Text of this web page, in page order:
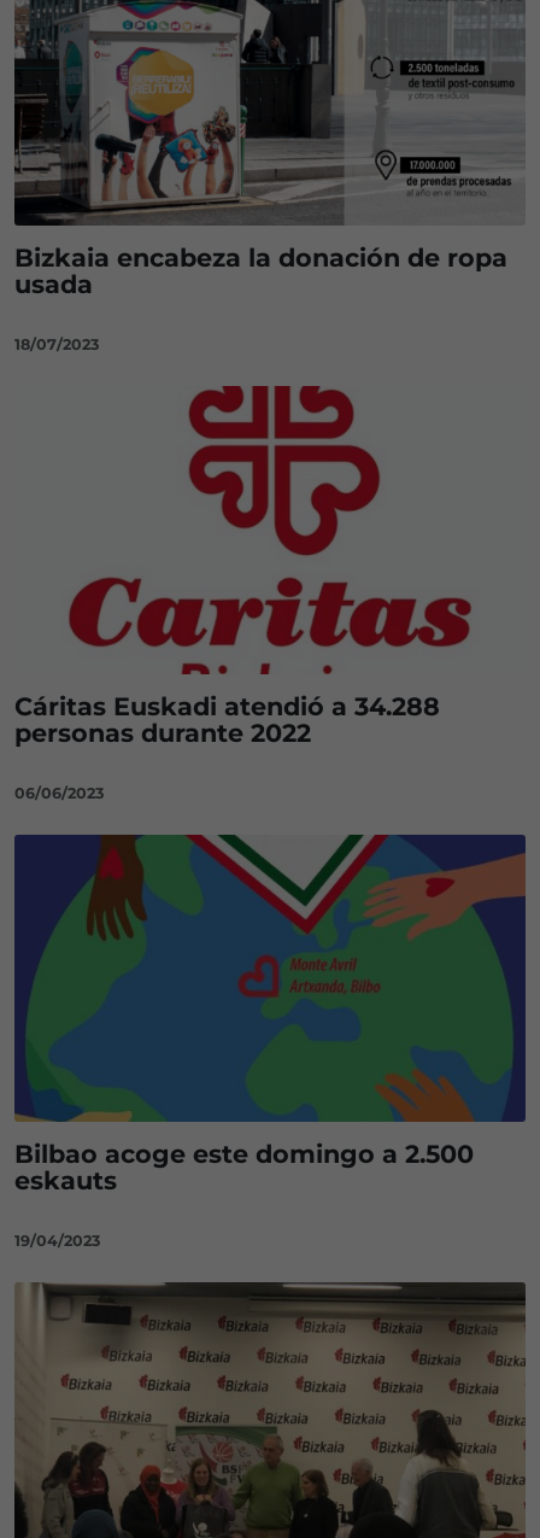
Bizkaia encabeza la donación de ropa
usada
18/07/2023
Cáritas Euskadi atendió a 34.288
personas durante 2022
06/06/2023
Bilbao acoge este domingo a 2.500
eskauts
19/04/2023